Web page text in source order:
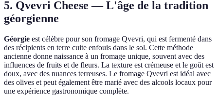
5. Qvevri Cheese — L'âge de la tradition
géorgienne
Géorgie est célèbre pour son fromage Qvevri, qui est fermenté dans
des récipients en terre cuite enfouis dans le sol. Cette méthode
ancienne donne naissance à un fromage unique, souvent avec des
influences de fruits et de fleurs. La texture est crémeuse et le goût est
doux, avec des nuances terreuses. Le fromage Qvevri est idéal avec
des olives et peut également être marié avec des alcools locaux pour
une expérience gastronomique complète.